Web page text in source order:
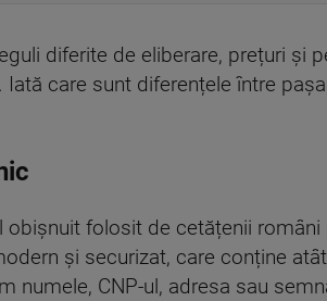
diferite de eliberare, prețuri și
care sunt diferențele între
folosit de cetățenii
și securizat, care conține
numele, CNP-ul, adresa sau